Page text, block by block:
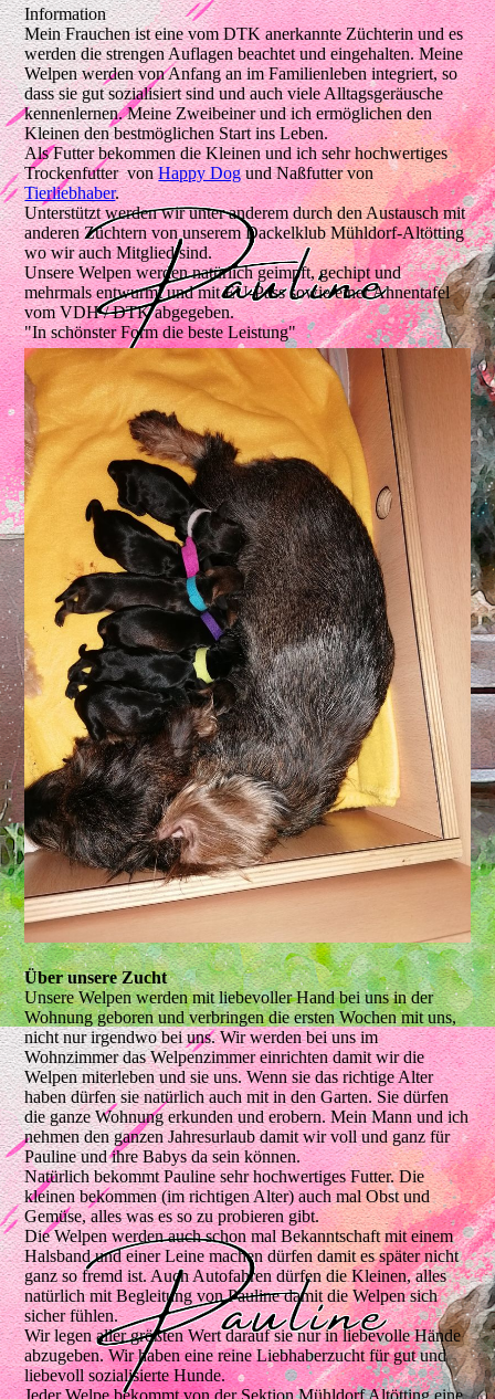
Information
Mein Frauchen ist eine vom DTK anerkannte Züchterin und es
werden die strengen Auflagen beachtet und eingehalten. Meine
Welpen werden von Anfang an im Familienleben integriert, so
dass sie gut sozialisiert sind und auch viele Alltagsgeräusche
kennenlernen. Meine Zweibeiner und ich ermöglichen den
Kleinen den bestmöglichen Start ins Leben.
Als Futter bekommen die Kleinen und ich sehr hochwertiges
Trockenfutter vonHappy Dogund Naßfutter von
Tierliebhaber.
Unterstützt werden wir unter anderem durch den Austausch mit
anderen Züchtern von unserem Dackelklub Mühldorf-Altötting
wo wir auch Mitglied sind.
Unsere Welpen werden natürlich geimpft, gechipt und
mehrmals entwurmt und mit EU-Pass sowie einer Ahnentafel
vom VDH / DTK abgegeben.
"In schönster Form die beste Leistung"
Über unsere Zucht
Unsere Welpen werden mit liebevoller Hand bei uns in der
Wohnung geboren und verbringen die ersten Wochen mit uns,
nicht nur irgendwo bei uns. Wir werden bei uns im
Wohnzimmer das Welpenzimmer einrichten damit wir die
Welpen miterleben und sie uns. Wenn sie das richtige Alter
haben dürfen sie natürlich auch mit in den Garten. Sie dürfen
die ganze Wohnung erkunden und erobern. Mein Mann und ich
nehmen den ganzen Jahresurlaub damit wir voll und ganz für
Pauline und ihre Babys da sein können.
Natürlich bekommt Pauline sehr hochwertiges Futter. Die
kleinen bekommen (im richtigen Alter) auch mal Obst und
Gemüse, alles was es so zu probieren gibt.
Die Welpen werden auch schon mal Bekanntschaft mit einem
Halsband und einer Leine machen dürfen damit es später nicht
ganz so fremd ist. Auch Autofahren dürfen die Kleinen, alles
natürlich mit Begleitung von Pauline damit die Welpen sich
sicher fühlen.
Wir legen aller größten Wert darauf sie nur in liebevolle Hände
abzugeben. Wir haben eine reine Liebhaberzucht für gut und
liebevoll sozialisierte Hunde.